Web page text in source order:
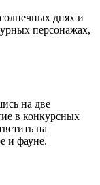
днях и
персонажах,
на две
в конкурсных
на
и фауне.